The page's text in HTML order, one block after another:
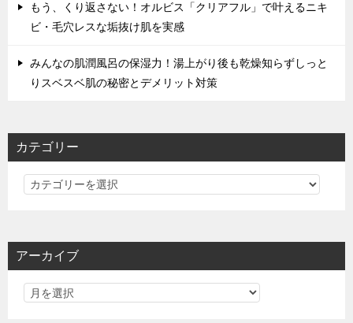
もう、くり返さない！オルビス「クリアフル」で叶えるニキ
ビ・毛穴レスな垢抜け肌を実感
みんなの肌潤風呂の保湿力！湯上がり後も乾燥知らずしっと
りスベスベ肌の秘密とデメリット対策
カテゴリー
カ
リ
アーカイブ